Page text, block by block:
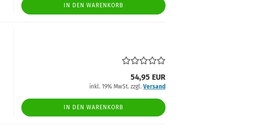
IN DEN WARENKORB
54,95 EUR
inkl. 19% MwSt. zzgl. Versand
IN DEN WARENKORB